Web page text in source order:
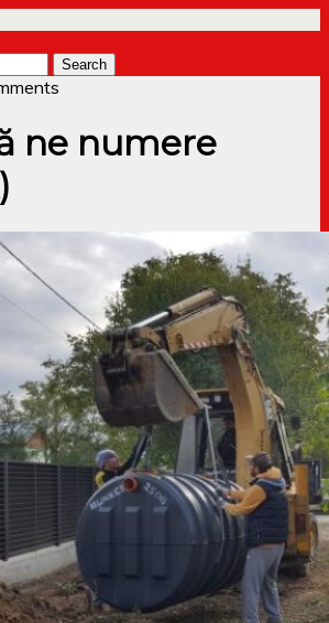
ne numere